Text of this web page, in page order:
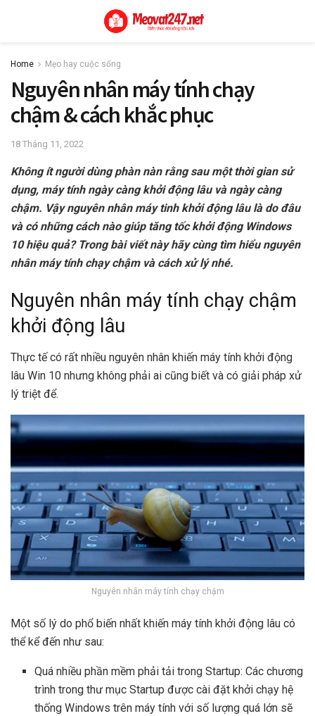
Home Mẹo hay cuộc sống
Nguyên nhân máy tính chạy
chậm & cách khắc phục
18 Tháng 11, 2022
Không ít người dùng phàn nàn rằng sau một thời gian sử
dụng, máy tính ngày càng khởi động lâu và ngày càng
chậm. Vậy nguyên nhân máy tinh khởi động lâu là do đâu
và có những cách nào giúp tăng tốc khởi động Windows
10 hiệu quả? Trong bài viết này hãy cùng tìm hiểu nguyên
nhân máy tính chạy chậmvà cách xử lý nhé.
Nguyên nhân máy tính chạy chậm
khởi động lâu
Thực tế có rất nhiều nguyên nhân khiến máy tính khởi động
lâu Win 10 nhưng không phải ai cũng biết và có giải pháp xử
lý triệt để.
Nguyên nhân máy tính chạy chậm
Một số lý do phổ biến nhất khiến máy tính khởi động lâu có
thể kể đến như sau:
Quá nhiều phần mềm phải tải trong Startup: Các chương
trình trong thư mục Startup được cài đặt khởi chạy hệ
thống Windows trên máy tính với số lượng quá lớn sẽ